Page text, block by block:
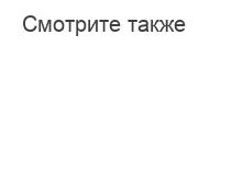
Смотрите также